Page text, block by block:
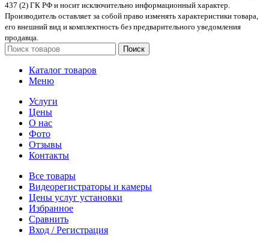
437 (2) ГК РФ и носит исключительно информационный характер.
Производитель оставляет за собой право изменять характеристики товара,
его внешний вид и комплектность без предварительного уведомления
продавца.
Поиск
Каталог товаров
Меню
Услуги
Цены
О нас
Фото
Отзывы
Контакты
Все товары
Видеорегистраторы и камеры
Цены услуг установки
Избранное
Сравнить
Вход / Регистрация